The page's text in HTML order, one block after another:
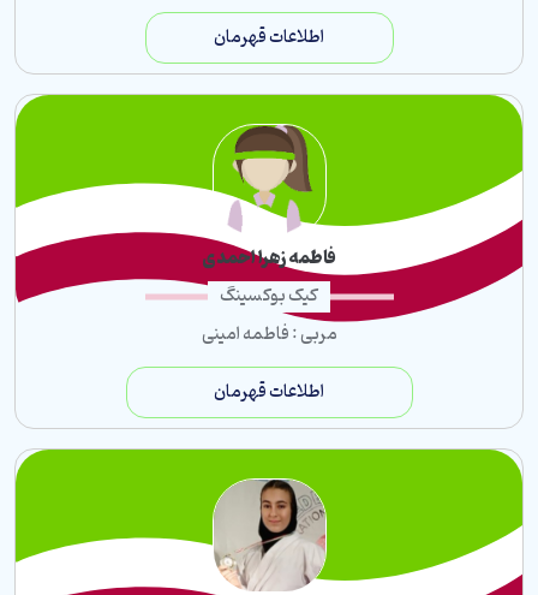
اطلاعات قهرمان
فاطمه زهرا احمدی
کیک بوکسینگ
مربی : فاطمه امینی
اطلاعات قهرمان